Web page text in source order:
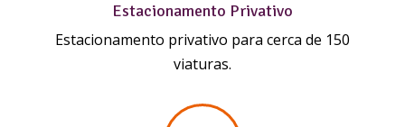
Estacionamento Privativo
Estacionamento privativo para cerca de 150
viaturas.